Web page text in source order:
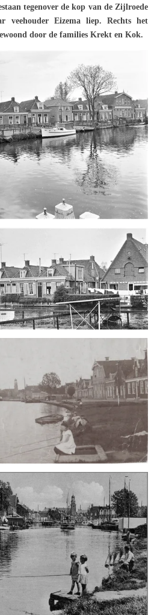
tegenover de kop van de Zijlroede
veehouder Eizema liep. Rechts het
door de families Krekt en Kok.